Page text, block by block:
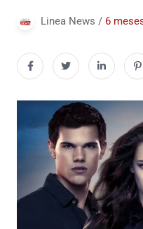
Linea News / 6